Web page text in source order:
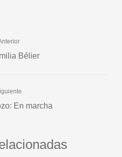
Bélier
En marcha